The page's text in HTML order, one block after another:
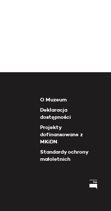
O Muzeum
Deklaracja
dostępności
Projekty
dofinansowane z
MKiDN
Standardy ochrony
małoletnich